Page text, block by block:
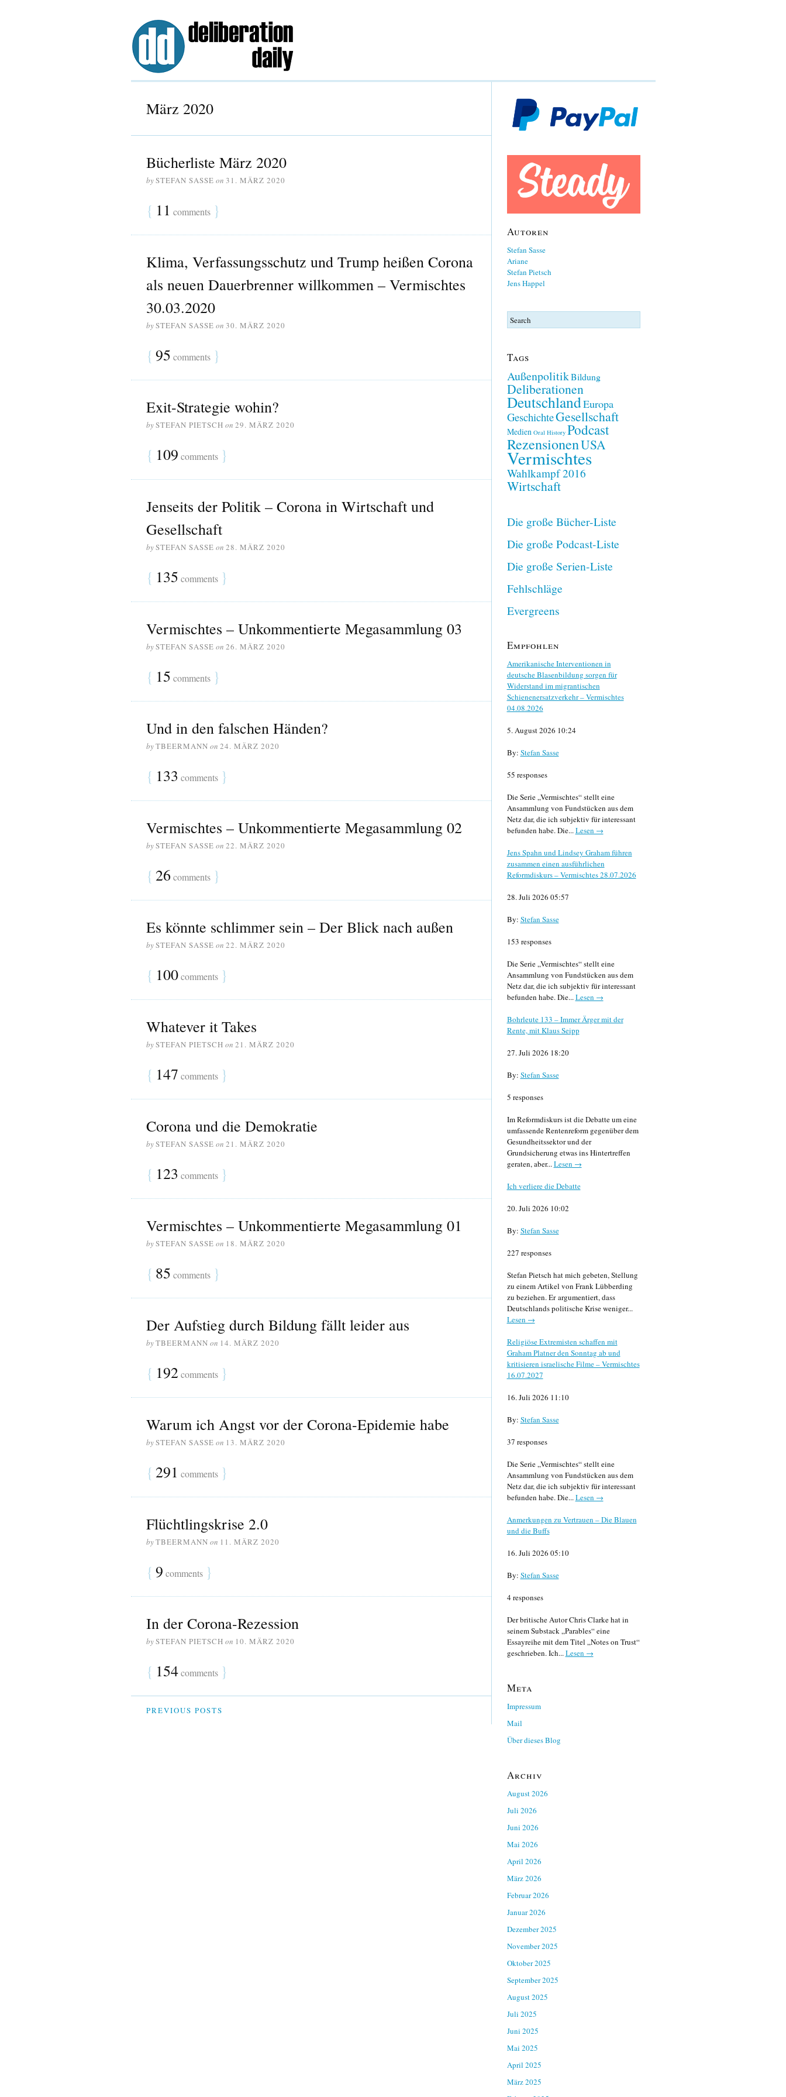
März 2020
Bücherliste März 2020
bySTEFAN SASSE on 31. MÄRZ 2020
{ 11 comments }
Klima, Verfassungsschutz und Trump heißen Corona
als neuen Dauerbrenner willkommen – Vermischtes
30.03.2020
bySTEFAN SASSE on 30. MÄRZ 2020
{ 95 comments }
Exit-Strategie wohin?
bySTEFAN PIETSCH on 29. MÄRZ 2020
{ 109 comments }
Jenseits der Politik – Corona in Wirtschaft und
Gesellschaft
bySTEFAN SASSE on 28. MÄRZ 2020
{ 135 comments }
Vermischtes – Unkommentierte Megasammlung 03
bySTEFAN SASSE on 26. MÄRZ 2020
{ 15 comments }
Und in den falschen Händen?
byTBEERMANN on 24. MÄRZ 2020
{ 133 comments }
Vermischtes – Unkommentierte Megasammlung 02
bySTEFAN SASSE on 22. MÄRZ 2020
{ 26 comments }
Es könnte schlimmer sein – Der Blick nach außen
bySTEFAN SASSE on 22. MÄRZ 2020
{ 100comments }
Whatever it Takes
bySTEFAN PIETSCH on 21. MÄRZ 2020
{ 147 comments }
Corona und die Demokratie
bySTEFAN SASSE on 21. MÄRZ 2020
{ 123 comments }
Vermischtes – Unkommentierte Megasammlung 01
bySTEFAN SASSE on 18. MÄRZ 2020
{ 85 comments }
Der Aufstieg durch Bildung fällt leider aus
byTBEERMANN on 14. MÄRZ 2020
{ 192comments }
Warum ich Angst vor der Corona-Epidemie habe
bySTEFAN SASSE on 13. MÄRZ 2020
{ 291 comments }
Flüchtlingskrise 2.0
byTBEERMANN on 11. MÄRZ 2020
{ 9 comments }
In der Corona-Rezession
bySTEFAN PIETSCH on 10. MÄRZ 2020
{ 154comments }
PREVIOUS POSTS
Autoren
Stefan Sasse
Ariane
Stefan Pietsch
Jens Happel
Tags
AußenpolitikBildung
Deliberationen
DeutschlandEuropa
GeschichteGesellschaft
Medien Oral History Podcast
RezensionenUSA
Vermischtes
Wahlkampf 2016
Wirtschaft
Die große Bücher-Liste
Die große Podcast-Liste
Die große Serien-Liste
Fehlschläge
Evergreens
Empfohlen
Amerikanische Interventionen in
deutsche Blasenbildung sorgen für
Widerstand im migrantischen
Schienenersatzverkehr – Vermischtes
04.08.2026
5. August 2026 10:24
By: Stefan Sasse
55 responses
Die Serie „Vermischtes“ stellt eine
Ansammlung von Fundstücken aus dem
Netz dar, die ich subjektiv für interessant
befunden habe. Die...Lesen →
Jens Spahn und Lindsey Graham führen
zusammen einen ausführlichen
Reformdiskurs – Vermischtes 28.07.2026
28. Juli 2026 05:57
By: Stefan Sasse
153 responses
Die Serie „Vermischtes“ stellt eine
Ansammlung von Fundstücken aus dem
Netz dar, die ich subjektiv für interessant
befunden habe. Die...Lesen →
Bohrleute 133 – Immer Ärger mit der
Rente, mit Klaus Seipp
27. Juli 2026 18:20
By: Stefan Sasse
5 responses
Im Reformdiskurs ist die Debatte um eine
umfassende Rentenreform gegenüber dem
Gesundheitssektor und der
Grundsicherung etwas ins Hintertreffen
geraten, aber...Lesen →
Ich verliere die Debatte
20. Juli 2026 10:02
By: Stefan Sasse
227 responses
Stefan Pietsch hat mich gebeten, Stellung
zu einem Artikel von Frank Lübberding
zu beziehen. Er argumentiert, dass
Deutschlands politische Krise weniger...
Lesen →
Religiöse Extremisten schaffen mit
Graham Platner den Sonntag ab und
kritisieren israelische Filme – Vermischtes
16.07.2027
16. Juli 2026 11:10
By: Stefan Sasse
37 responses
Die Serie „Vermischtes“ stellt eine
Ansammlung von Fundstücken aus dem
Netz dar, die ich subjektiv für interessant
befunden habe. Die...Lesen →
Anmerkungen zu Vertrauen – Die Blauen
und die Buffs
16. Juli 2026 05:10
By: Stefan Sasse
4 responses
Der britische Autor Chris Clarke hat in
seinem Substack „Parables“ eine
Essayreihe mit dem Titel „Notes on Trust“
geschrieben. Ich...Lesen →
Meta
Impressum
Mail
Über dieses Blog
Archiv
August 2026
Juli 2026
Juni 2026
Mai 2026
April 2026
März 2026
Februar 2026
Januar 2026
Dezember 2025
November 2025
Oktober 2025
September 2025
August 2025
Juli 2025
Juni 2025
Mai 2025
April 2025
März 2025